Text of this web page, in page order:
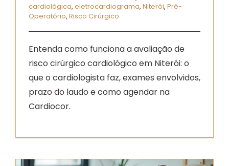
cardiológica, eletrocardiograma, Niterói, Pré-
Operatório, Risco Cirúrgico
Entenda como funciona a avaliação de
risco cirúrgico cardiológico em Niterói: o
que o cardiologista faz, exames envolvidos,
prazo do laudo e como agendar na
Cardiocor.